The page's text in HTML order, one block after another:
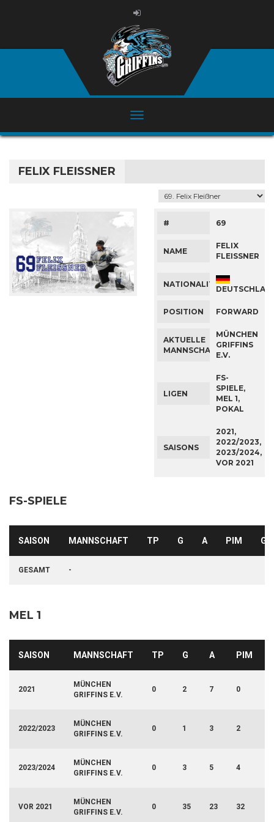
FELIX FLEISSNER
# 69
NAME
FELIX
FLEISSNER
NATIONALITÄT
POSITION FORWARD
AKTUELLE
MANNSCHAFT
MÜNCHEN
GRIFFINS
E.V.
LIGEN
FS-
SPIELE,
MEL 1,
POKAL
SAISONS
2021,
2022/2023,
2023/2024,
VOR 2021
FS-SPIELE
SAISON MANNSCHAFT TP G A PIM GA
GESAMT -
MEL 1
SAISON MANNSCHAFT TP G A PIM
2021
MÜNCHEN
GRIFFINS E.V.
0 2 7 0
2022/2023
MÜNCHEN
GRIFFINS E.V.
0 1 3 2
2023/2024
MÜNCHEN
GRIFFINS E.V.
0 3 5 4
VOR 2021
MÜNCHEN
GRIFFINS E.V.
0 35 23 32